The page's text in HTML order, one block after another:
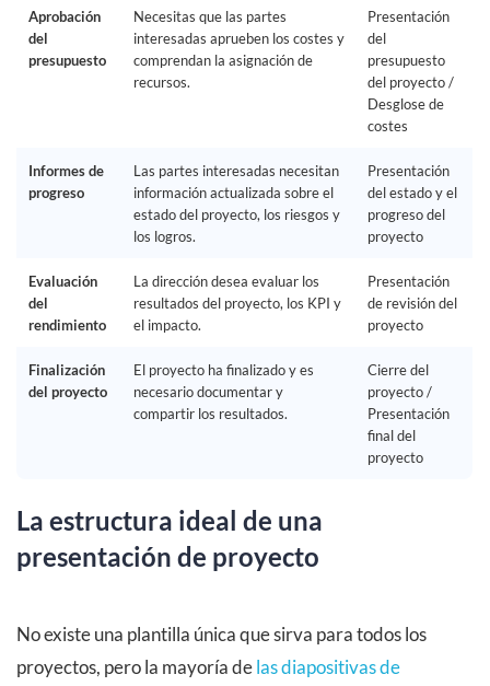
Aprobación
del
presupuesto
Necesitas que las partes
interesadas aprueben los costes y
comprendan la asignación de
recursos.
Presentación
del
presupuesto
del proyecto /
Desglose de
costes
Informes de
progreso
Las partes interesadas necesitan
información actualizada sobre el
estado del proyecto, los riesgos y
los logros.
Presentación
del estado y el
progreso del
proyecto
Evaluación
del
rendimiento
La dirección desea evaluar los
resultados del proyecto, los KPI y
el impacto.
Presentación
de revisión del
proyecto
Finalización
del proyecto
El proyecto ha finalizado y es
necesario documentar y
compartir los resultados.
Cierre del
proyecto /
Presentación
final del
proyecto
La estructura ideal de una
presentación de proyecto
No existe una plantilla única que sirva para todos los
proyectos, pero la mayoría delas diapositivas de